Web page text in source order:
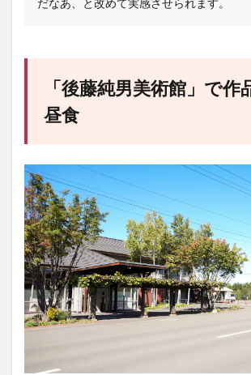
「後藤純男美術館」で作
昼食